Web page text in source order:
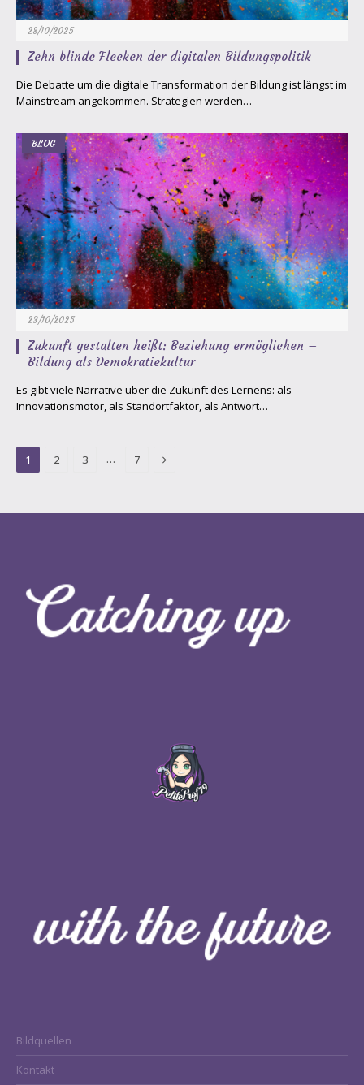
28/10/2025
Zehn blinde Flecken der digitalen Bildungspolitik
Die Debatte um die digitale Transformation der Bildung ist längst im
Mainstream angekommen. Strategien werden…
BLOG
23/10/2025
Zukunft gestalten heißt: Beziehung ermöglichen –
Bildung als Demokratiekultur
Es gibt viele Narrative über die Zukunft des Lernens: als
Innovationsmotor, als Standortfaktor, als Antwort…
1 2 3 … 7 Next
Bildquellen
Kontakt